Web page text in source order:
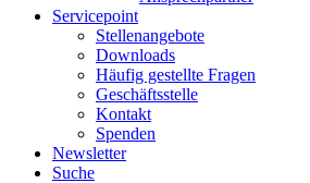
Servicepoint
Stellenangebote
Downloads
Häufig gestellte Fragen
Geschäftsstelle
Kontakt
Spenden
Newsletter
Suche